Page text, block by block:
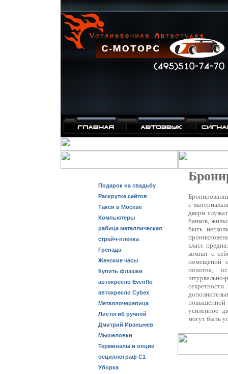
Подарок на свадьбу
Раскрутка сайтов
Такси в Москве
Компьютеры
рабица металлическая
стрейч-пленка
Гренада
Женские часы
Купить флэшки
автокресло Evenflo
автокресло Cybex
Металлочерепица
Листогиб ручной
Дмитрий Иванычев
Мышеловки
Терминалы и опции
осциллограф С1
Уборка
с
двери
банков,
быть
класс
комнат с
помещений
полотна,
усиленное
могут быть